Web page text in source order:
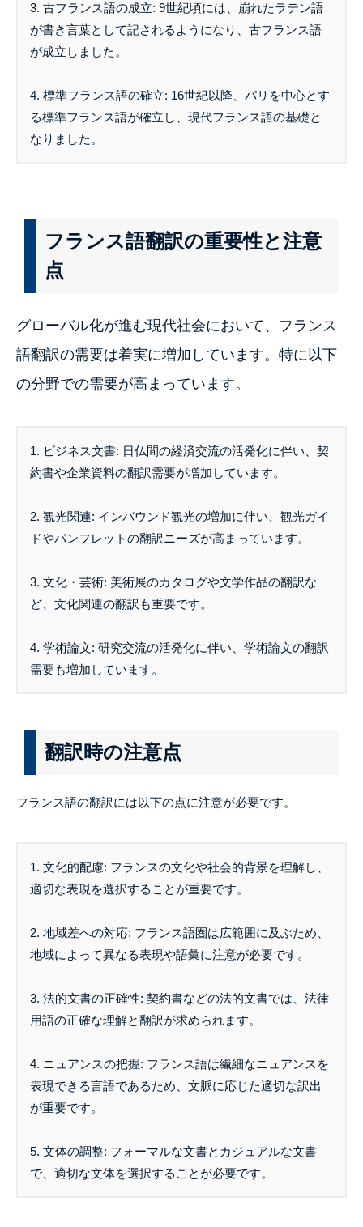
3. 古フランス語の成立: 9世紀頃には、崩れたラテン語
が書き言葉として記されるようになり、古フランス語
が成立しました。
4. 標準フランス語の確立: 16世紀以降、パリを中心とす
る標準フランス語が確立し、現代フランス語の基礎と
なりました。
フランス語翻訳の重要性と注意
点
グローバル化が進む現代社会において、フランス
語翻訳の需要は着実に増加しています。特に以下
の分野での需要が高まっています。
1. ビジネス文書: 日仏間の経済交流の活発化に伴い、契
約書や企業資料の翻訳需要が増加しています。
2. 観光関連: インバウンド観光の増加に伴い、観光ガイ
ドやパンフレットの翻訳ニーズが高まっています。
3. 文化・芸術: 美術展のカタログや文学作品の翻訳な
ど、文化関連の翻訳も重要です。
4. 学術論文: 研究交流の活発化に伴い、学術論文の翻訳
需要も増加しています。
翻訳時の注意点
フランス語の翻訳には以下の点に注意が必要です。
1. 文化的配慮: フランスの文化や社会的背景を理解し、
適切な表現を選択することが重要です。
2. 地域差への対応: フランス語圏は広範囲に及ぶため、
地域によって異なる表現や語彙に注意が必要です。
3. 法的文書の正確性: 契約書などの法的文書では、法律
用語の正確な理解と翻訳が求められます。
4. ニュアンスの把握: フランス語は繊細なニュアンスを
表現できる言語であるため、文脈に応じた適切な訳出
が重要です。
5. 文体の調整: フォーマルな文書とカジュアルな文書
で、適切な文体を選択することが必要です。